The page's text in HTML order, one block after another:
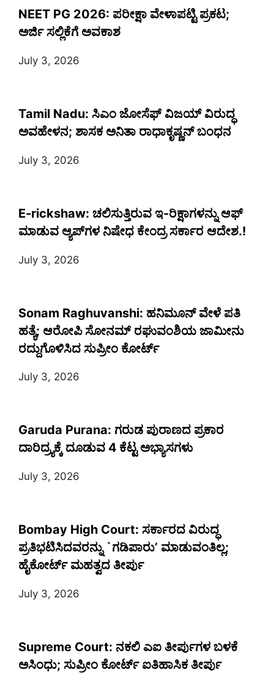
NEET PG 2026: ಪರೀಕ್ಷಾ ವೇಳಾಪಟ್ಟಿ ಪ್ರಕಟ;
ಅರ್ಜಿ ಸಲ್ಲಿಕೆಗೆ ಅವಕಾಶ
July 3, 2026
Tamil Nadu: ಸಿಎಂ ಜೋಸೆಫ್ ವಿಜಯ್ ವಿರುದ್ಧ
ಅವಹೇಳನ; ಶಾಸಕ ಅನಿತಾ ರಾಧಾಕೃಷ್ಣನ್ ಬಂಧನ
July 3, 2026
E-rickshaw: ಚಲಿಸುತ್ತಿರುವ ಇ-ರಿಕ್ಷಾಗಳನ್ನು ಆಫ್
ಮಾಡುವ ಆ್ಯಪ್‌ಗಳ ನಿಷೇಧ ಕೇಂದ್ರ ಸರ್ಕಾರ ಆದೇಶ.!
July 3, 2026
Sonam Raghuvanshi: ಹನಿಮೂನ್ ವೇಳೆ ಪತಿ
ಹತ್ಯೆ; ಆರೋಪಿ ಸೋನಮ್ ರಘುವಂಶಿಯ ಜಾಮೀನು
ರದ್ದುಗೊಳಿಸಿದ ಸುಪ್ರೀಂ ಕೋರ್ಟ್
July 3, 2026
Garuda Purana: ಗರುಡ ಪುರಾಣದ ಪ್ರಕಾರ
ದಾರಿದ್ರ್ಯಕ್ಕೆ ದೂಡುವ 4 ಕೆಟ್ಟ ಅಭ್ಯಾಸಗಳು
July 3, 2026
Bombay High Court: ಸರ್ಕಾರದ ವಿರುದ್ಧ
ಪ್ರತಿಭಟಿಸಿದವರನ್ನು `ಗಡಿಪಾರು’ ಮಾಡುವಂತಿಲ್ಲ;
ಹೈಕೋರ್ಟ್ ಮಹತ್ವದ ತೀರ್ಪು
July 3, 2026
Supreme Court: ನಕಲಿ ಎಐ ತೀರ್ಪುಗಳ ಬಳಕೆ
ಅಸಿಂಧು; ಸುಪ್ರೀಂ ಕೋರ್ಟ್ ಐತಿಹಾಸಿಕ ತೀರ್ಪು